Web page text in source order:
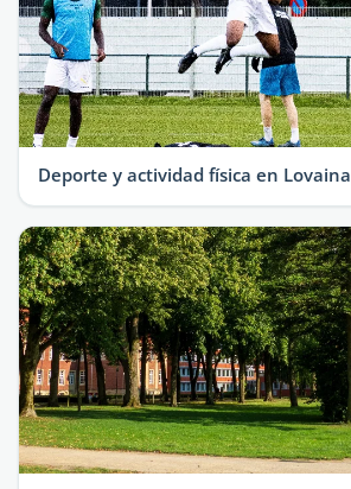
Deporte y actividad física en Lovaina